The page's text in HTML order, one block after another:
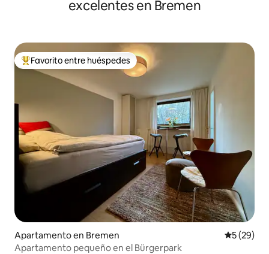
excelentes en Bremen
Favorito entre huéspedes preferido
Favorito entre huéspedes
Apartamento en Bremen
5 (29)
Apartamento pequeño en el Bürgerpark